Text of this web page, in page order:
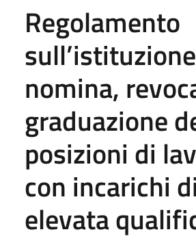
Regolamento
nomina,
graduazione
posizioni di
con incarichi di
elevata